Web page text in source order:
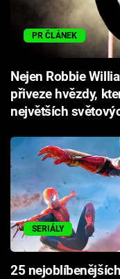
PR ČLÁNEK
Nejen Robbie
přiveze hvězdy,
největších
SERIÁLY
25